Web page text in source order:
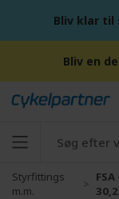
Bliv klar
Bliv en
Styrfittings
m.m.